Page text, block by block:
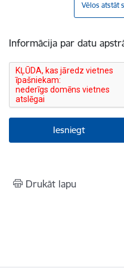
Vēlos atstāt
Informācija par datu
Drukāt lapu